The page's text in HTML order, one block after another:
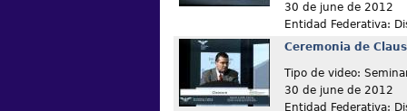
30 de june de 2012
Entidad Federativa:
Ceremonia de
Tipo de video:
30 de june de 2012
Entidad Federativa: